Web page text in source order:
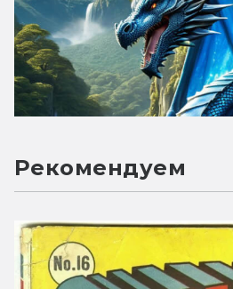
Рекомендуем